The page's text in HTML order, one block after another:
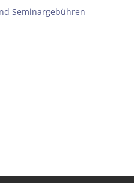
Seminargebühren